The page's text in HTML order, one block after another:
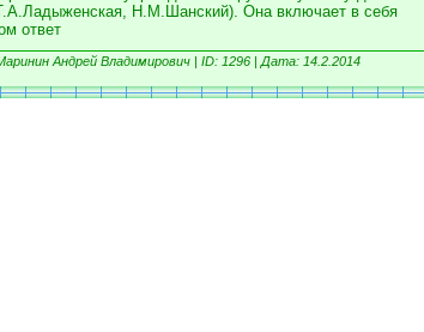
Н.М.Шанский). Она включает в себя
ответ
Андрей Владимирович | ID: 1296 | Дата: 14.2.2014